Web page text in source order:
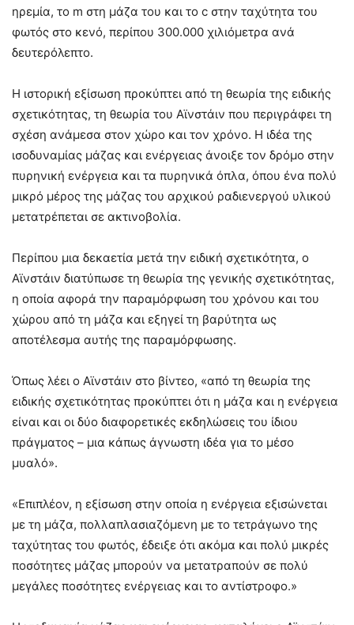
ηρεμία, το m στη μάζα του και το c στην ταχύτητα του
φωτός στο κενό, περίπου 300.000 χιλιόμετρα ανά
δευτερόλεπτο.
H ιστορική εξίσωση προκύπτει από τη θεωρία της ειδικής
σχετικότητας, τη θεωρία του Αϊνστάιν που περιγράφει τη
σχέση ανάμεσα στον χώρο και τον χρόνο. Η ιδέα της
ισοδυναμίας μάζας και ενέργειας άνοιξε τον δρόμο στην
πυρηνική ενέργεια και τα πυρηνικά όπλα, όπου ένα πολύ
μικρό μέρος της μάζας του αρχικού ραδιενεργού υλικού
μετατρέπεται σε ακτινοβολία.
Περίπου μια δεκαετία μετά την ειδική σχετικότητα, ο
Αϊνστάιν διατύπωσε τη θεωρία της γενικής σχετικότητας,
η οποία αφορά την παραμόρφωση του χρόνου και του
χώρου από τη μάζα και εξηγεί τη βαρύτητα ως
αποτέλεσμα αυτής της παραμόρφωσης.
Όπως λέει ο Αϊνστάιν στο βίντεο, «από τη θεωρία της
ειδικής σχετικότητας προκύπτει ότι η μάζα και η ενέργεια
είναι και οι δύο διαφορετικές εκδηλώσεις του ίδιου
πράγματος – μια κάπως άγνωστη ιδέα για το μέσο
μυαλό».
«Επιπλέον, η εξίσωση στην οποία η ενέργεια εξισώνεται
με τη μάζα, πολλαπλασιαζόμενη με το τετράγωνο της
ταχύτητας του φωτός, έδειξε ότι ακόμα και πολύ μικρές
ποσότητες μάζας μπορούν να μετατραπούν σε πολύ
μεγάλες ποσότητες ενέργειας και το αντίστροφο.»